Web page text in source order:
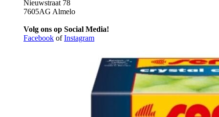
Nieuwstraat 78
7605AG Almelo
Volg ons op Social Media!
Facebook ofInstagram